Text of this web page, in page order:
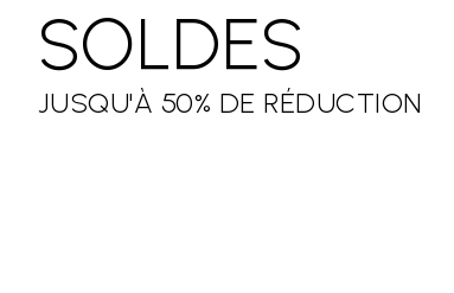
SOLDES
JUSQU'À 50% DE RÉDUCTION